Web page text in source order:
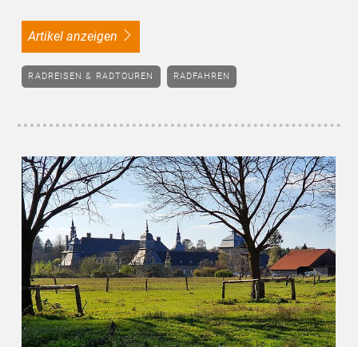
Artikel anzeigen
RADREISEN & RADTOUREN RADFAHREN